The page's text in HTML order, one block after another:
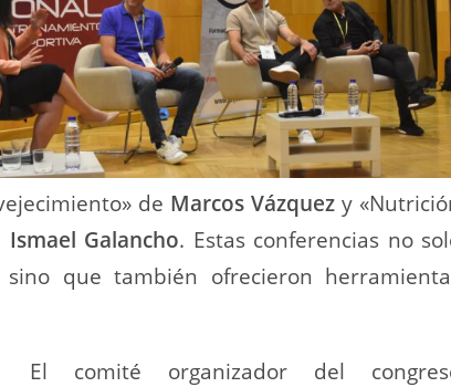
de Marcos Vázquez y
Ismael Galancho. Estas conferencias no
que también ofrecieron
El comité organizador del